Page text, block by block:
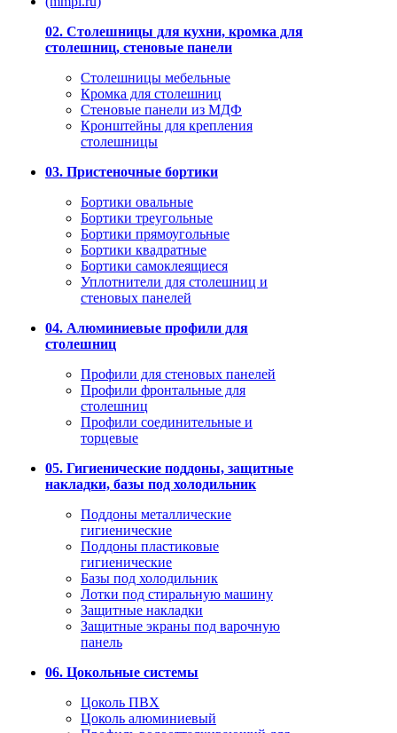
02. Столешницы для кухни, кромка для
столешниц, стеновые панели
Столешницы мебельные
Кромка для столешниц
Стеновые панели из МДФ
Кронштейны для крепления
столешницы
03. Пристеночные бортики
Бортики овальные
Бортики треугольные
Бортики прямоугольные
Бортики квадратные
Бортики самоклеящиеся
Уплотнители для столешниц и
стеновых панелей
04. Алюминиевые профили для
столешниц
Профили для стеновых панелей
Профили фронтальные для
столешниц
Профили соединительные и
торцевые
05. Гигиенические поддоны, защитные
накладки, базы под холодильник
Поддоны металлические
гигиенические
Поддоны пластиковые
гигиенические
Базы под холодильник
Лотки под стиральную машину
Защитные накладки
Защитные экраны под варочную
панель
06. Цокольные системы
Цоколь ПВХ
Цоколь алюминиевый